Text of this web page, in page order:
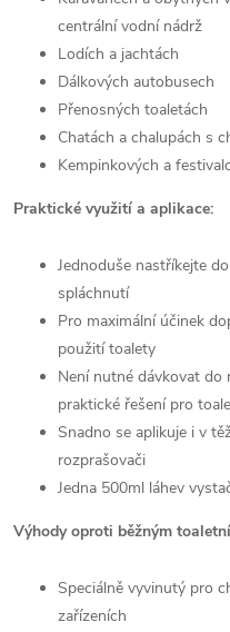
centrální vodní nádrž
Lodích a jachtách
Dálkových autobusech
Přenosných toaletách
Chatách a chalupách s
Kempinkových a
Praktické využití a aplikace:
Jednoduše nastříkejte
spláchnutí
Pro maximální účinek
použití toalety
Není nutné dávkovat do
praktické řešení pro
Snadno se aplikuje i v
rozprašovači
Jedna 500ml láhev
Výhody oproti běžným
Speciálně vyvinutý pro
zařízeních